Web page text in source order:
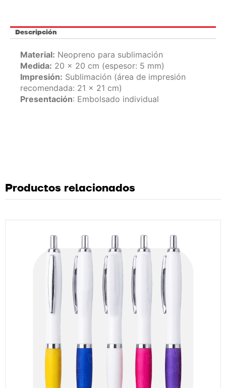
Descripción
Material: Neopreno para sublimación
Medida: 20 x 20 cm (espesor: 5 mm)
Impresión: Sublimación (área de impresión
recomendada: 21 x 21 cm)
Presentación: Embolsado individual
Productos relacionados